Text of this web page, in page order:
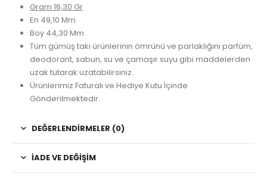
Gram 16,30 Gr
En 49,10 Mm
Boy 44,30 Mm
Tüm gümüş takı ürünlerinin ömrünü ve parlaklığını parfüm,
deodorant, sabun, su ve çamaşır suyu gibi maddelerden
uzak tutarak uzatabilirsiniz.
Ürünlerimiz Faturalı ve Hediye Kutu İçinde
Gönderilmektedir.
DEĞERLENDIRMELER (0)
İADE VE DEĞIŞIM